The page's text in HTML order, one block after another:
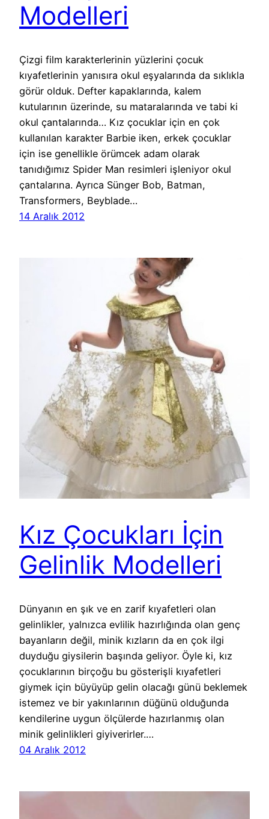
Modelleri
Çizgi film karakterlerinin yüzlerini çocuk
kıyafetlerinin yanısıra okul eşyalarında da sıklıkla
görür olduk. Defter kapaklarında, kalem
kutularının üzerinde, su mataralarında ve tabi ki
okul çantalarında… Kız çocuklar için en çok
kullanılan karakter Barbie iken, erkek çocuklar
için ise genellikle örümcek adam olarak
tanıdığımız Spider Man resimleri işleniyor okul
çantalarına. Ayrıca Sünger Bob, Batman,
Transformers, Beyblade…
14 Aralık 2012
Kız Çocukları İçin
Gelinlik Modelleri
Dünyanın en şık ve en zarif kıyafetleri olan
gelinlikler, yalnızca evlilik hazırlığında olan genç
bayanların değil, minik kızların da en çok ilgi
duyduğu giysilerin başında geliyor. Öyle ki, kız
çocuklarının birçoğu bu gösterişli kıyafetleri
giymek için büyüyüp gelin olacağı günü beklemek
istemez ve bir yakınlarının düğünü olduğunda
kendilerine uygun ölçülerde hazırlanmış olan
minik gelinlikleri giyiverirler.…
04 Aralık 2012